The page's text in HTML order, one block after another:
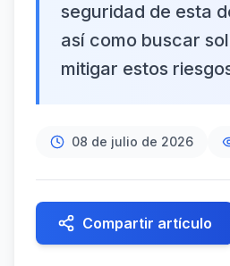
seguridad de esta
así como buscar
mitigar estos
08 de julio de 2026
Compartir artículo